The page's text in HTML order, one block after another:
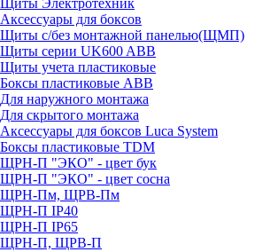
Щиты Электротехник
Аксессуары для боксов
Щиты с/без монтажной панелью(ЩМП)
Щиты серии UK600 ABB
Щиты учета пластиковые
Боксы пластиковые ABB
Для наружного монтажа
Для скрытого монтажа
Аксессуары для боксов Luca System
Боксы пластиковые TDM
ЩРН-П "ЭКО" - цвет бук
ЩРН-П "ЭКО" - цвет сосна
ЩРН-Пм, ЩРВ-Пм
ЩРН-П IP40
ЩРН-П IP65
ЩРН-П, ЩРВ-П